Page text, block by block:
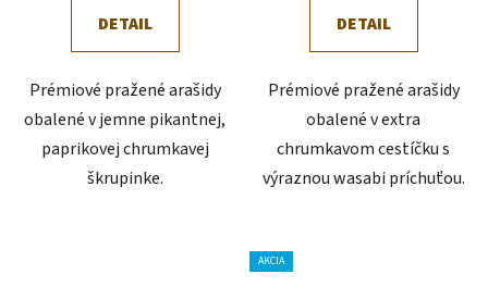
DETAIL
Prémiové pražené arašidy
obalené v jemne pikantnej,
paprikovej chrumkavej
škrupinke.
DETAIL
Prémiové pražené arašidy
obalené v extra
chrumkavom cestíčku s
výraznou wasabi príchuťou.
AKCIA